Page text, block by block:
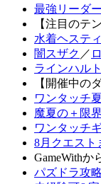
最強リーダ
【注目のテ
水着ヘステ
闇スザク ／
ラインハルト
【開催中の
ワンタッチ
魔夏の＋限
ワンタッチ
8月クエスト
GameWithか
パズドラ攻